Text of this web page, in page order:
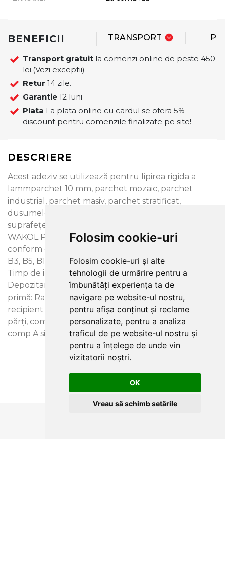
Folosim cookie-uri
Folosim cookie-uri și alte
tehnologii de urmărire pentru a
îmbunătăți experiența ta de
navigare pe website-ul nostru,
pentru afișa conținut și reclame
personalizate, pentru a analiza
traficul de pe website-ul nostru și
pentru a înțelege de unde vin
vizitatorii noștri.
OK
Vreau să schimb setările
BENEFICII TRANSPORT
Transport gratuit la comenzi online de peste 450
lei.(Vezi exceptii)
Retur 14 zile.
Garantie 12 luni
Plata La plata online cu cardul se ofera 5%
discount pentru comenzile finalizate pe site!
DESCRIERE
Acest adeziv se utilizează pentru lipirea rigida a
lammparchet 10 mm, parchet mozaic, parchet
industrial, parchet masiv, parchet stratificat,
dusumele, parchet retezat conf. RE / WE, pe
suprafețe absorbante și neabsorbante, la interior.
WAKOL PU 215 este un adeziv bicomponent,
conform cu DIN EN 14293. Aplicare: Spatula - TKB
B3, B5, B11, B13 sau B15 Consum: ca. 750-1550 g/m²
Timp de intarire in recipient: ca. 90 minute
Depozitare: la minim +5°C, ferit de îngheț Materie
primă: Rasini poliuretanice Acest produs se vinde în
recipient sigilat de 1,12 kg. Proporţia de amestec: 10,7
părţi, comp. A + 1 parte comp. B (ambalare: 12kg
comp A si 1,12 kg comp.B)